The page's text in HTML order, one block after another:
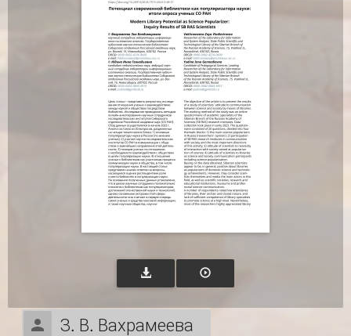
З. В. Вахрамеева